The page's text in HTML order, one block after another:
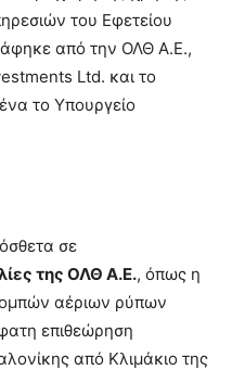
του Εφετείου
από την ΟΛΘ Α.Ε.,
Ltd. και το
το Υπουργείο
σε
της ΟΛΘ Α.Ε., όπως η
αέριων ρύπων
επιθεώρηση
από Κλιμάκιο της